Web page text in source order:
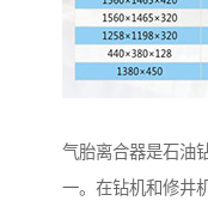
气胎离合器是石油
一。在钻机和修井